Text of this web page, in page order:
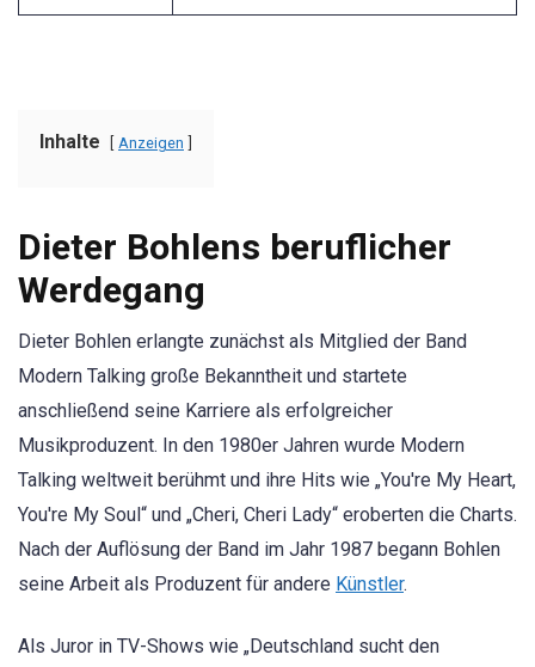
Inhalte Anzeigen
Dieter Bohlens beruflicher
Werdegang
Dieter Bohlen erlangte zunächst als Mitglied der Band
Modern Talking große Bekanntheit und startete
anschließend seine Karriere als erfolgreicher
Musikproduzent. In den 1980er Jahren wurde Modern
Talking weltweit berühmt und ihre Hits wie „You're My Heart,
You're My Soul“ und „Cheri, Cheri Lady“ eroberten die Charts.
Nach der Auflösung der Band im Jahr 1987 begann Bohlen
seine Arbeit als Produzent für andere Künstler.
Als Juror in TV-Shows wie „Deutschland sucht den